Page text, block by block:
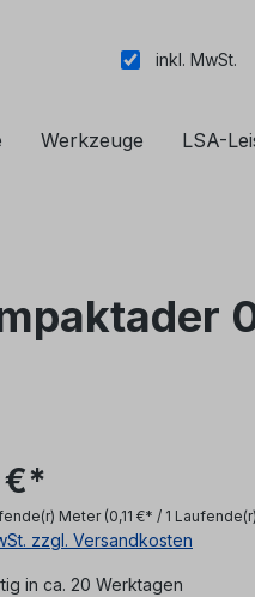
inkl. MwSt.
Werkzeuge LSA-
€*
Meter (0,11 €* / 1
zzgl. Versandkosten
in ca. 20 Werktagen